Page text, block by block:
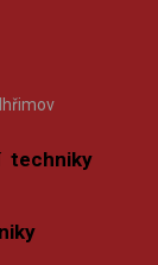
techniky